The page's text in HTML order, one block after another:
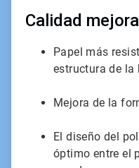
Calidad
Papel más
estructura de la
Mejora de la
El diseño del
óptimo entre el